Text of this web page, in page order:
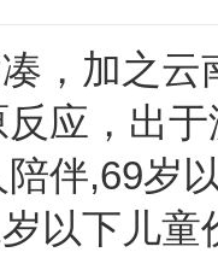
，加之
应，出
伴,69岁
以下儿